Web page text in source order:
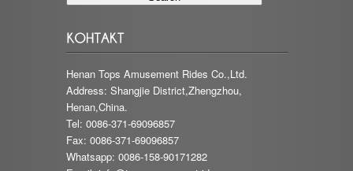
Henan Tops Amusement Rides Co.,Ltd.
Address: Shangjie District,Zhengzhou,
Henan,China.
Tel: 0086-371-69096857
Fax: 0086-371-69096857
Whatsapp: 0086-158-90171282